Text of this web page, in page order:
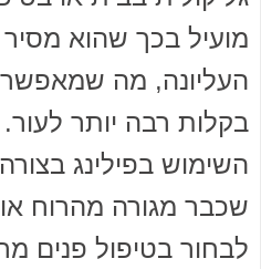
מועיל בכך שהוא
העליונה, מה
בקלות רבה יותר
השימוש בפילינג
שכבר מגורה מהרוח
לבחור בטיפול פנים